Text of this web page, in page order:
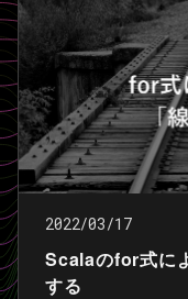
2022/03/17
Scalaのfor式に
する